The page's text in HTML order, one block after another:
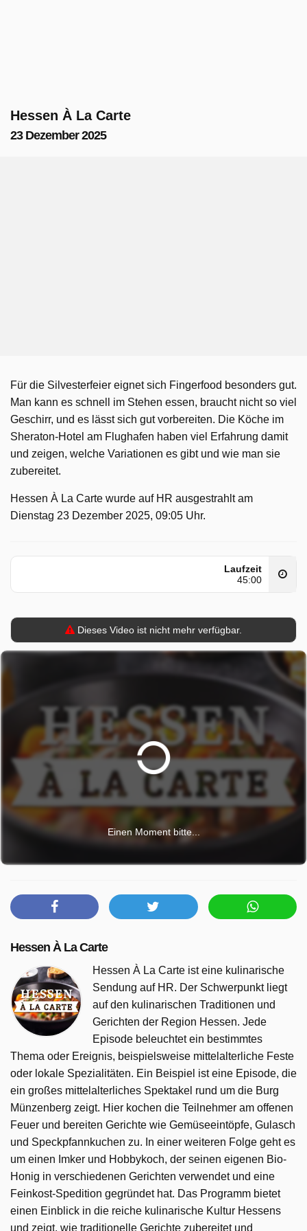
Hessen À La Carte
23 Dezember 2025
Für die Silvesterfeier eignet sich Fingerfood besonders gut.
Man kann es schnell im Stehen essen, braucht nicht so viel
Geschirr, und es lässt sich gut vorbereiten. Die Köche im
Sheraton-Hotel am Flughafen haben viel Erfahrung damit
und zeigen, welche Variationen es gibt und wie man sie
zubereitet.
Hessen À La Carte wurde auf HR ausgestrahlt am
Dienstag 23 Dezember 2025, 09:05 Uhr.
Laufzeit
45:00
Dieses Video ist nicht mehr verfügbar.
Einen Moment bitte...
Hessen À La Carte
Hessen À La Carte ist eine kulinarische
Sendung auf HR. Der Schwerpunkt liegt
auf den kulinarischen Traditionen und
Gerichten der Region Hessen. Jede
Episode beleuchtet ein bestimmtes
Thema oder Ereignis, beispielsweise mittelalterliche Feste
oder lokale Spezialitäten. Ein Beispiel ist eine Episode, die
ein großes mittelalterliches Spektakel rund um die Burg
Münzenberg zeigt. Hier kochen die Teilnehmer am offenen
Feuer und bereiten Gerichte wie Gemüseeintöpfe, Gulasch
und Speckpfannkuchen zu. In einer weiteren Folge geht es
um einen Imker und Hobbykoch, der seinen eigenen Bio-
Honig in verschiedenen Gerichten verwendet und eine
Feinkost-Spedition gegründet hat. Das Programm bietet
einen Einblick in die reiche kulinarische Kultur Hessens
und zeigt, wie traditionelle Gerichte zubereitet und